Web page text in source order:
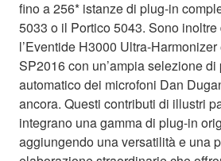
fino a 256* istanze di plug-in
5033 o il Portico 5043. Sono
l’Eventide H3000 Ultra-
SP2016 con un’ampia selezione
automatico dei microfoni Dan
ancora. Questi contributi di illustri
integrano una gamma di plug-in
aggiungendo una versatilità e una